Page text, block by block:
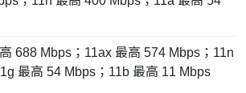
688 Mbps；11ax 最高 574 Mbps；11n
最高 54 Mbps；11b 最高 11 Mbps